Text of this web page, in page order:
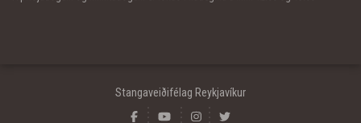
Stangaveiðifélag Reykjavíkur